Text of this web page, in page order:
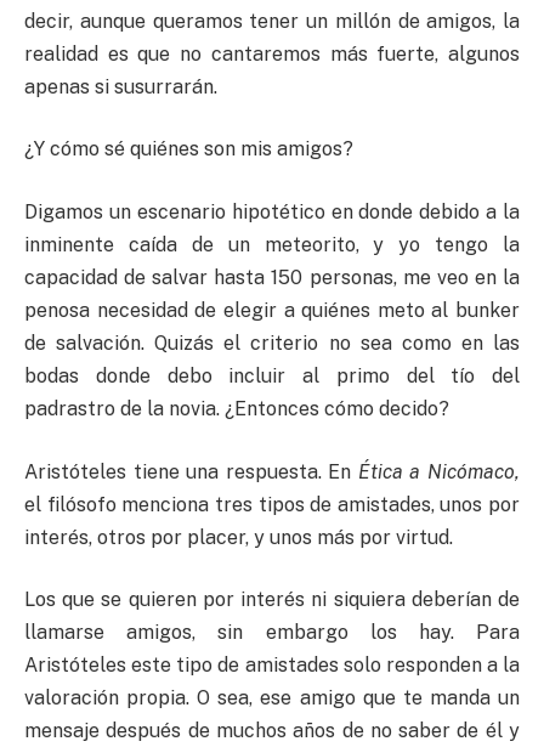
decir, aunque queramos tener un millón de amigos, la
realidad es que no cantaremos más fuerte, algunos
apenas si susurrarán.
¿Y cómo sé quiénes son mis amigos?
Digamos un escenario hipotético en donde debido a la
inminente caída de un meteorito, y yo tengo la
capacidad de salvar hasta 150 personas, me veo en la
penosa necesidad de elegir a quiénes meto al bunker
de salvación. Quizás el criterio no sea como en las
bodas donde debo incluir al primo del tío del
padrastro de la novia. ¿Entonces cómo decido?
Aristóteles tiene una respuesta. En Ética a Nicómaco,
el filósofo menciona tres tipos de amistades, unos por
interés, otros por placer, y unos más por virtud.
Los que se quieren por interés ni siquiera deberían de
llamarse amigos, sin embargo los hay. Para
Aristóteles este tipo de amistades solo responden a la
valoración propia. O sea, ese amigo que te manda un
mensaje después de muchos años de no saber de él y